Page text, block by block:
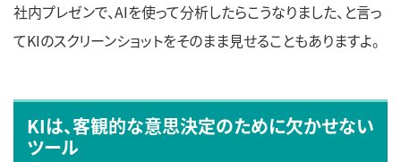
社内プレゼンで、AIを使って分析したらこうなりました、と言っ
てKIのスクリーンショットをそのまま見せることもありますよ。
KIは、客観的な意思決定のために欠かせない
ツール